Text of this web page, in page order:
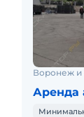
Воронеж и
Аренда